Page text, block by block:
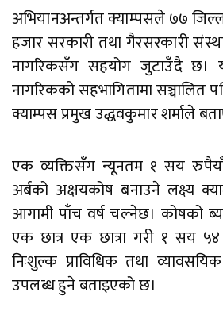
अभियानअन्तर्गत क्याम्पसले ७७
हजार सरकारी तथा गैरसरकारी
नागरिकसँग सहयोग जुटाउँदै
नागरिकको सहभागितामा सञ्चालित
क्याम्पस प्रमुख उद्धवकुमार शर्माले
एक व्यक्तिसँग न्यूनतम १ सय
अर्बको अक्षयकोष बनाउने लक्ष्य
आगामी पाँच वर्ष चल्नेछ। कोषको
एक छात्र एक छात्रा गरी १ सय ५४
निःशुल्क प्राविधिक तथा
उपलब्ध हुने बताइएको छ।